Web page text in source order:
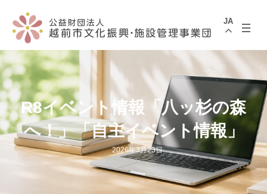
へ
ス
キ
ッ
プ
ョ
ン
に
移
動
JA
R8イベント情報「八ッ杉の森
へ！」「自主イベント情報」
2026年3月23日